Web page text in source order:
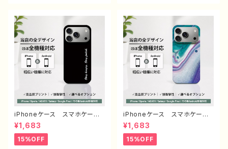
種対応
ちやすい 滑りにくい 透明ケ
ース ブラックフレーム グッ
ズ グリップ付き 携帯 クリア
ケース タイトル：シンプル グリ
ップケース no signal デザイ
ン960 J1-9
iPhoneケース スマホケー
ス シンプル 安い かっこい
い おしゃれ クール メン
ズ 高校生 男子 個性的
おすすめ 人気 クリエイタ
¥1,683
15%OFF
iPhoneケース スマホケー
ス 安い シンプル かっこい
い おしゃれ かわいい クー
ル メンズ レディース エモ
い画像 綺麗 美しい 個性
¥1,683
15%OFF